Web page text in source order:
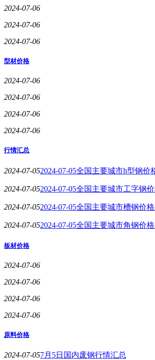
2024-07-06
2024-07-06
2024-07-06
型材价格
2024-07-06
2024-07-06
2024-07-06
2024-07-06
行情汇总
2024-07-052024-07-05全国主要城市h型钢价
2024-07-052024-07-05全国主要城市工字钢
2024-07-052024-07-05全国主要城市槽钢价
2024-07-052024-07-05全国主要城市角钢价
板材价格
2024-07-06
2024-07-06
2024-07-06
2024-07-06
原料价格
2024-07-057月5日国内废钢行情汇总